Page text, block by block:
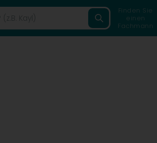
Finden Sie
einen
Fachmann